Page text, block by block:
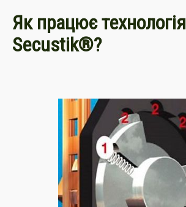
Як працює технологія
Secustik®?